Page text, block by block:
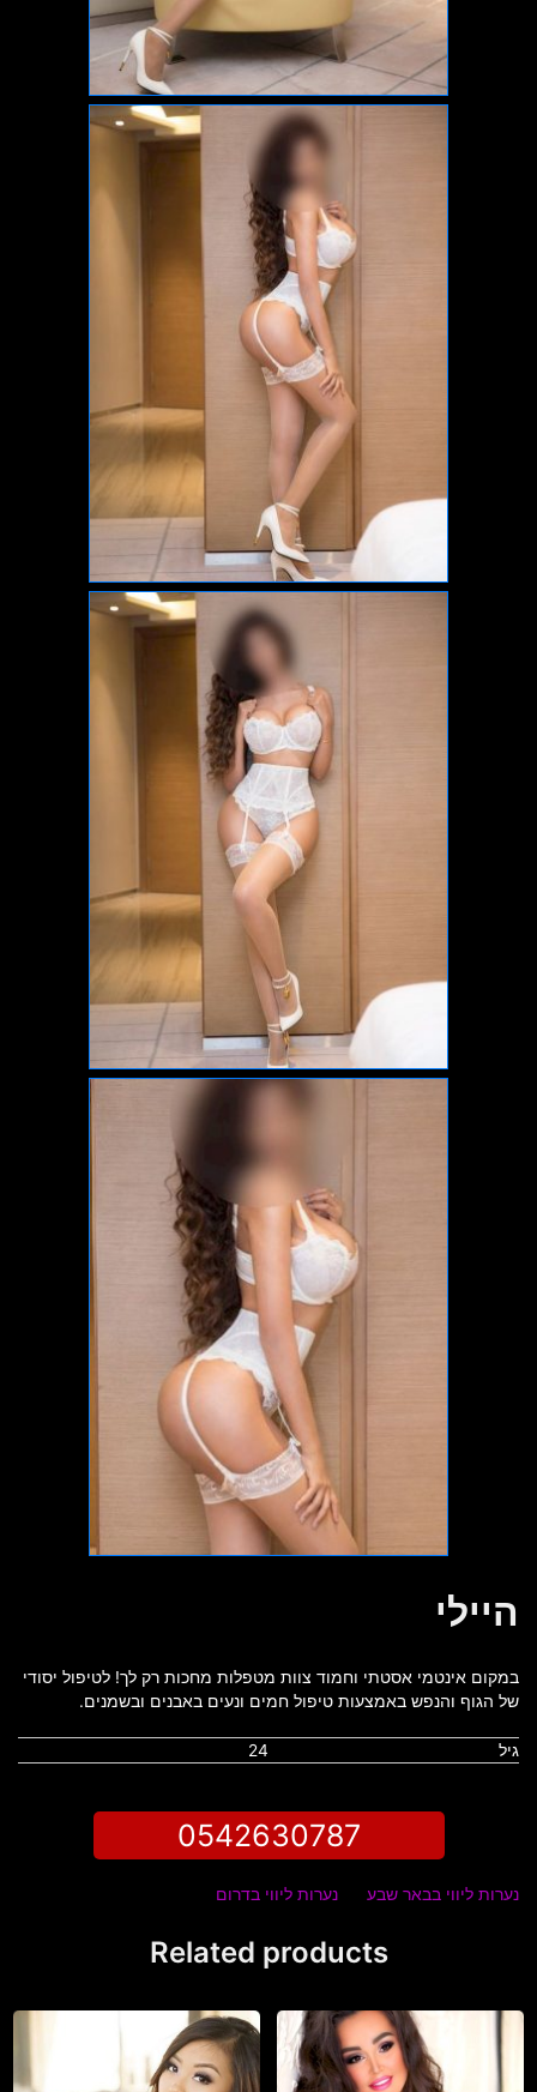
היילי
במקום אינטמי אסטתי וחמוד צוות מטפלות מחכות רק לך! לטיפול יסודי
של הגוף והנפש באמצעות טיפול חמים ונעים באבנים ובשמנים.
גיל 24
0542630787
נערות ליווי בבאר שבע נערות ליווי בדרום
Related products